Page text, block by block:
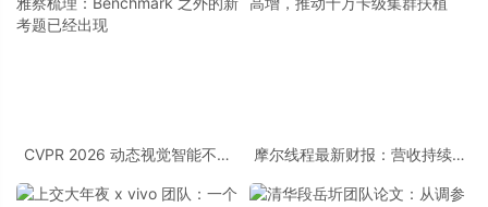
CVPR 2026 动态视觉智能不雅
题已经出现
摩尔线程最新财报：营收持续高